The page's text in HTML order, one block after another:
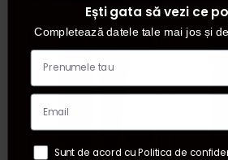
Ești gata să vezi ce
Completează datele tale mai jos și
Sunt de acord cu Politica de